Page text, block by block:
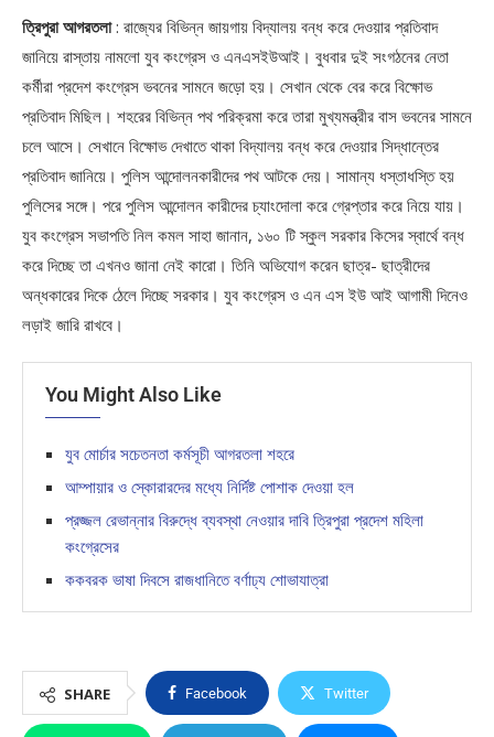
ত্রিপুরা আগরতলা: রাজ্যের বিভিন্ন জায়গায় বিদ্যালয় বন্ধ করে দেওয়ার প্রতিবাদ
জানিয়ে রাস্তায় নামলো যুব কংগ্রেস ও এনএসইউআই। বুধবার দুই সংগঠনের নেতা
কর্মীরা প্রদেশ কংগ্রেস ভবনের সামনে জড়ো হয়। সেখান থেকে বের করে বিক্ষোভ
প্রতিবাদ মিছিল। শহরের বিভিন্ন পথ পরিক্রমা করে তারা মুখ্যমন্ত্রীর বাস ভবনের সামনে
চলে আসে। সেখানে বিক্ষোভ দেখাতে থাকা বিদ্যালয় বন্ধ করে দেওয়ার সিদ্ধান্তের
প্রতিবাদ জানিয়ে। পুলিস আন্দোলনকারীদের পথ আটকে দেয়। সামান্য ধস্তাধস্তি হয়
পুলিসের সঙ্গে। পরে পুলিস আন্দোলন কারীদের চ্যাংদোলা করে গ্রেপ্তার করে নিয়ে যায়।
যুব কংগ্রেস সভাপতি নিল কমল সাহা জানান, ১৬০ টি স্কুল সরকার কিসের স্বার্থে বন্ধ
করে দিচ্ছে তা এখনও জানা নেই কারো। তিনি অভিযোগ করেন ছাত্র- ছাত্রীদের
অন্ধকারের দিকে ঠেলে দিচ্ছে সরকার। যুব কংগ্রেস ও এন এস ইউ আই আগামী দিনেও
লড়াই জারি রাখবে।
You Might Also Like
যুব মোর্চার সচেতনতা কর্মসূচী আগরতলা শহরে
আম্পায়ার ও স্কোরারদের মধ্যে নির্দিষ্ট পোশাক দেওয়া হল
প্রজ্জল রেভান্নার বিরুদ্ধে ব্যবস্থা নেওয়ার দাবি ত্রিপুরা প্রদেশ মহিলা
কংগ্রেসের
ককবরক ভাষা দিবসে রাজধানিতে বর্ণাঢ্য শোভাযাত্রা
SHARE Facebook Twitter